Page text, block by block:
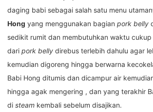
daging babi sebagai salah satu menu
Hong yang menggunakan bagian pork belly
sedikit rumit dan membutuhkan waktu cukup
dari pork belly direbus terlebih dahulu agar
kemudian digoreng hingga berwarna
Babi Hong ditumis dan dicampur air
hingga agak mengering , dan yang terakhir
di steam kembali sebelum disajikan.